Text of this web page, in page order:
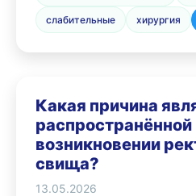
слабительные хирургия
Какая причина
распространённой
возникновении
свища?
13.05.2026